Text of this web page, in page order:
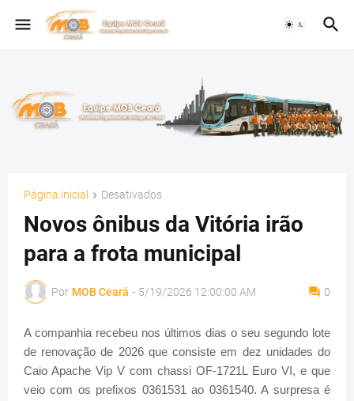
Página inicial Desativados
Novos ônibus da Vitória irão
para a frota municipal
Por MOB Ceará - 5/19/2026 12:00:00 AM 0
A companhia recebeu nos últimos dias o seu segundo lote
de renovação de 2026 que consiste em dez unidades do
Caio Apache Vip V com chassi OF-1721L Euro VI, e que
veio com os prefixos 0361531 ao 0361540. A surpresa é